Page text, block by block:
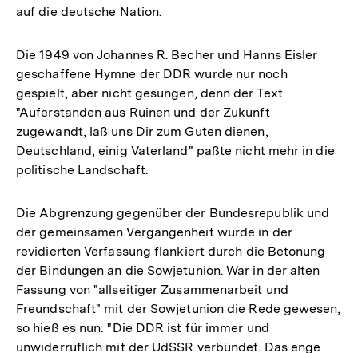
auf die deutsche Nation.
Die 1949 von Johannes R. Becher und Hanns Eisler
geschaffene Hymne der DDR wurde nur noch
gespielt, aber nicht gesungen, denn der Text
"Auferstanden aus Ruinen und der Zukunft
zugewandt, laß uns Dir zum Guten dienen,
Deutschland, einig Vaterland" paßte nicht mehr in die
politische Landschaft.
Die Abgrenzung gegenüber der Bundesrepublik und
der gemeinsamen Vergangenheit wurde in der
revidierten Verfassung flankiert durch die Betonung
der Bindungen an die Sowjetunion. War in der alten
Fassung von "allseitiger Zusammenarbeit und
Freundschaft" mit der Sowjetunion die Rede gewesen,
so hieß es nun: "Die DDR ist für immer und
unwiderruflich mit der UdSSR verbündet. Das enge